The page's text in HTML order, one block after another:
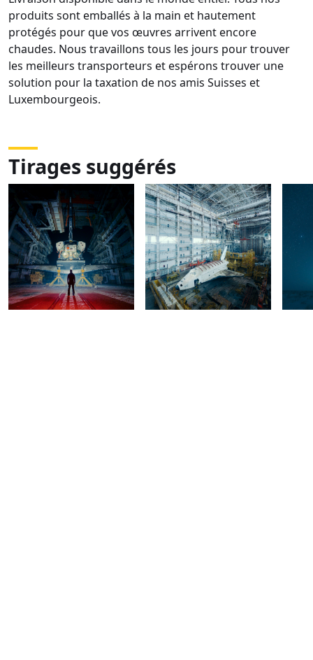
produits sont emballés à la main et hautement
protégés pour que vos œuvres arrivent encore
chaudes. Nous travaillons tous les jours pour trouver
les meilleurs transporteurs et espérons trouver une
solution pour la taxation de nos amis Suisses et
Luxembourgeois.
Tirages suggérés
DSC05566
DSC05558-
Panorama-
2